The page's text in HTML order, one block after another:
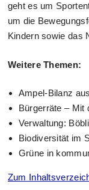
geht es um
um die
Kindern sowie das
Weitere Themen:
Ampel-Bilanz
Bürgerräte – Mit
Verwaltung:
Biodiversität im
Grüne in
Zum